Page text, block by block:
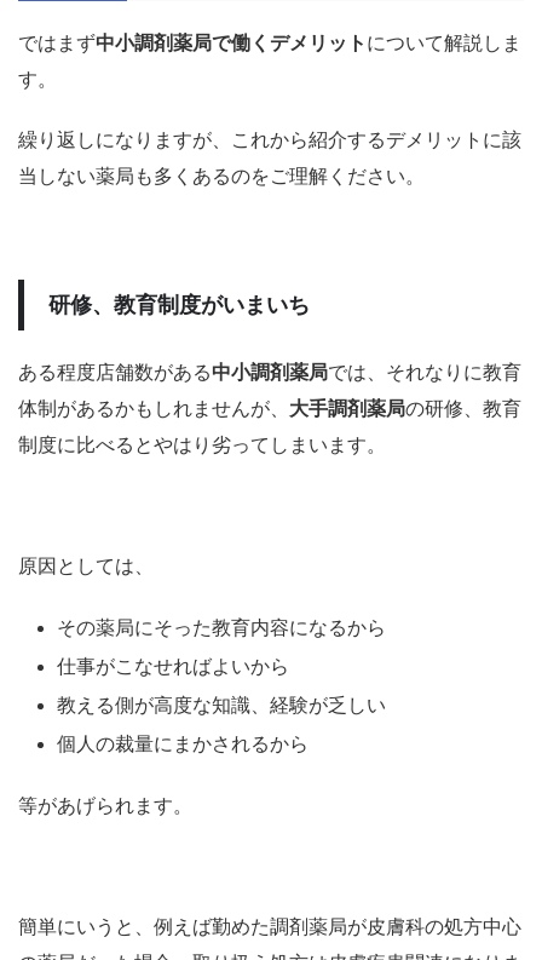
ではまず中小調剤薬局で働くデメリット について解説しま
す。
繰り返しになりますが、これから紹介するデメリットに該
当しない薬局も多くあるのをご理解ください。
研修、教育制度がいまいち
ある程度店舗数がある中小調剤薬局では、それなりに教育
体制があるかもしれませんが、 大手調剤薬局の研修、教育
制度に比べるとやはり劣ってしまいます。
原因としては、
その薬局にそった教育内容になるから
仕事がこなせればよいから
教える側が高度な知識、経験が乏しい
個人の裁量にまかされるから
等があげられます。
簡単にいうと、例えば勤めた調剤薬局が皮膚科の処方中心